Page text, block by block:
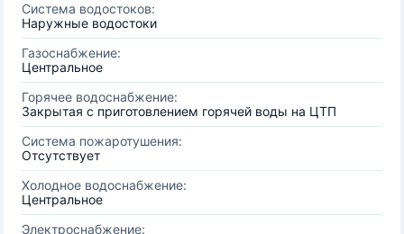
Система водостоков:
Наружные водостоки
Газоснабжение:
Центральное
Горячее водоснабжение:
Закрытая с приготовлением горячей воды на ЦТП
Система пожаротушения:
Отсутствует
Холодное водоснабжение:
Центральное
Электроснабжение: